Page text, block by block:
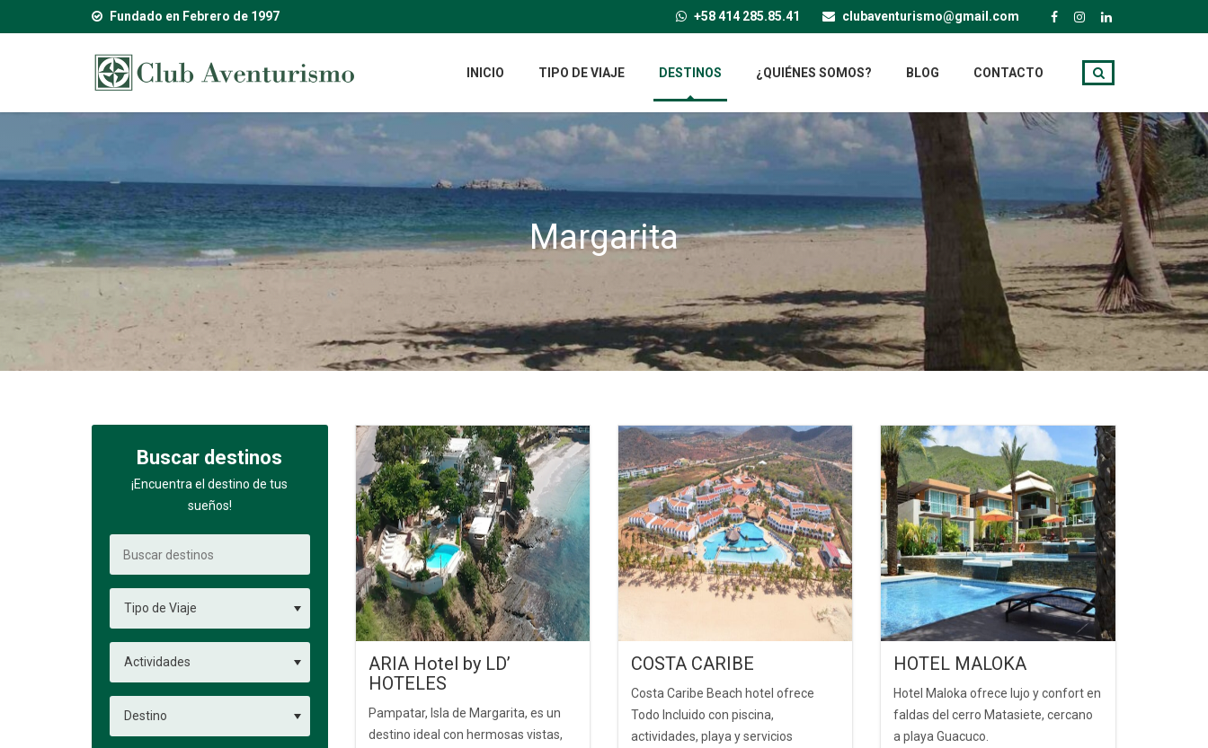
Fundado en Febrero de 1997 +58 414 285.85.41 clubaventurismo@gmail.com
INICIO TIPO DE VIAJE DESTINOS ¿QUIÉNES SOMOS? BLOG CONTACTO
Margarita
ARIA Hotel by LD’
HOTELES
Pampatar, Isla de Margarita, es un
destino ideal con hermosas vistas,
COSTA CARIBE
Costa Caribe Beach hotel ofrece
Todo Incluido con piscina,
actividades, playa y servicios
HOTEL MALOKA
Hotel Maloka ofrece lujo y confort en
faldas del cerro Matasiete, cercano
a playa Guacuco.
Buscar destinos
¡Encuentra el destino de tus
sueños!